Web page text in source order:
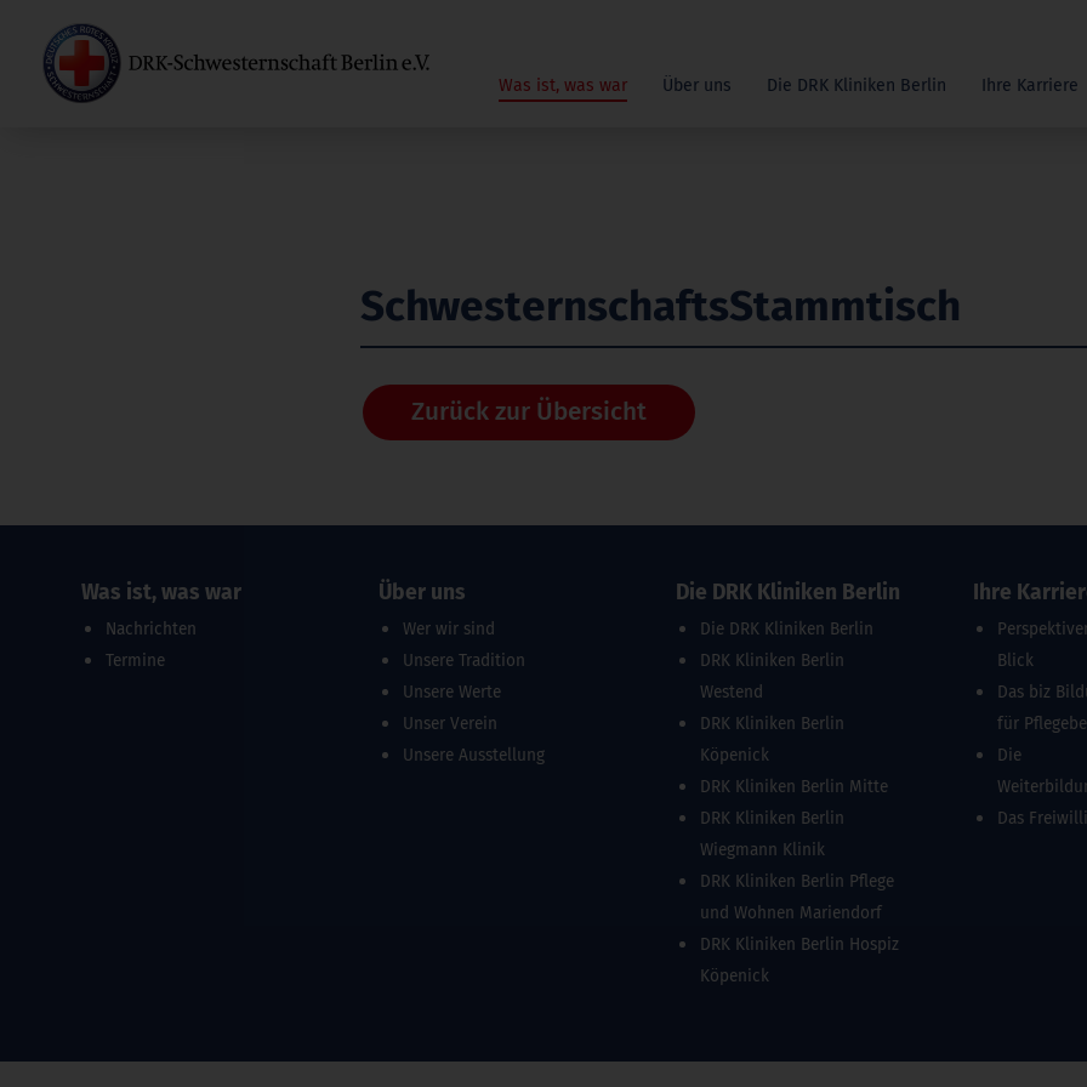
Was ist, was war Über uns Die DRK Kliniken Berlin Ihre Karriere
SchwesternschaftsStammtisch
Zurück zur Übersicht
Was ist, was war
Nachrichten
Termine
Über uns
Wer wir sind
Unsere Tradition
Unsere Werte
Unser Verein
Unsere Ausstellung
Die DRK Kliniken Berlin
Die DRK Kliniken Berlin
DRK Kliniken Berlin
Westend
DRK Kliniken Berlin
Köpenick
DRK Kliniken Berlin Mitte
DRK Kliniken Berlin
Wiegmann Klinik
DRK Kliniken Berlin Pflege
und Wohnen Mariendorf
DRK Kliniken Berlin Hospiz
Köpenick
Ihre
Blick
Das biz
für
Die
Das